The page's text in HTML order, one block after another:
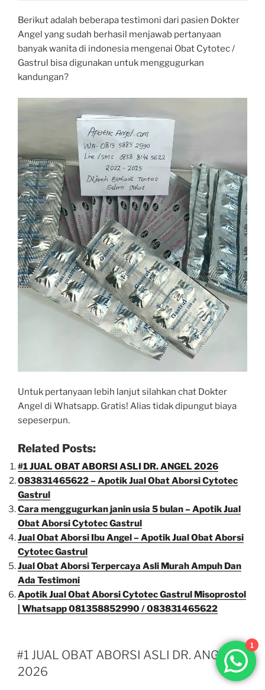
Berikut adalah beberapa testimoni dari pasien Dokter
Angel yang sudah berhasil menjawab pertanyaan
banyak wanita di indonesia mengenai Obat Cytotec /
Gastrul bisa digunakan untuk menggugurkan
kandungan?
Untuk pertanyaan lebih lanjut silahkan chat Dokter
Angel di Whatsapp. Gratis! Alias tidak dipungut biaya
sepeserpun.
Related Posts:
#1 JUAL OBAT ABORSI ASLI DR. ANGEL 2026
083831465622 – Apotik Jual Obat Aborsi Cytotec
Gastrul
Cara menggugurkan janin usia 5 bulan – Apotik Jual
Obat Aborsi Cytotec Gastrul
Jual Obat Aborsi Ibu Angel – Apotik Jual Obat Aborsi
Cytotec Gastrul
Jual Obat Aborsi Terpercaya Asli Murah Ampuh Dan
Ada Testimoni
Apotik Jual Obat Aborsi Cytotec Gastrul Misoprostol
| Whatsapp 081358852990 / 083831465622
#1 JUAL OBAT ABORSI ASLI DR. ANGEL
2026
1